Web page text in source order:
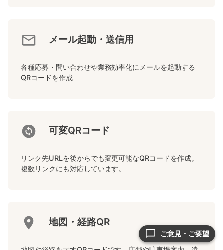
メール起動・送信用
各種応募・問い合わせや業務効率化にメールを起動する
QRコードを作成
可変QRコード
リンク先URLを後からでも変更可能なQRコードを作成。
複数リンクにも対応しています。
地図・経路QR
ご意見・ご要望